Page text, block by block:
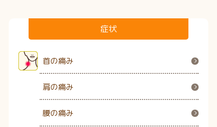
症状
首の痛み
肩の痛み
腰の痛み